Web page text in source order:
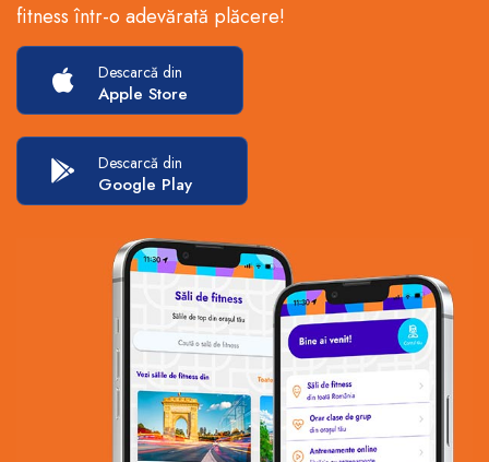
fitness într-o adevărată plăcere!
Descarcă din
Apple Store
Descarcă din
Google Play